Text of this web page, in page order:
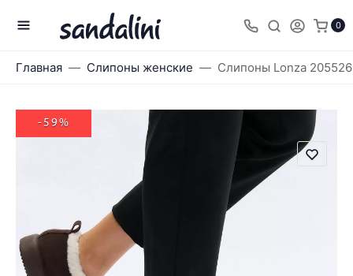
0
Главная Слипоны женские Слипоны Lonza 205526
-59%